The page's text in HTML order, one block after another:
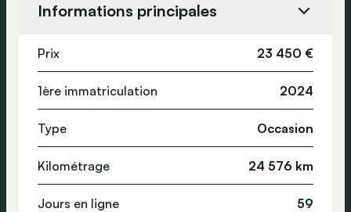
Informations principales
Prix 23 450 €
1ère immatriculation 2024
Type Occasion
Kilométrage 24 576 km
Jours en ligne 59